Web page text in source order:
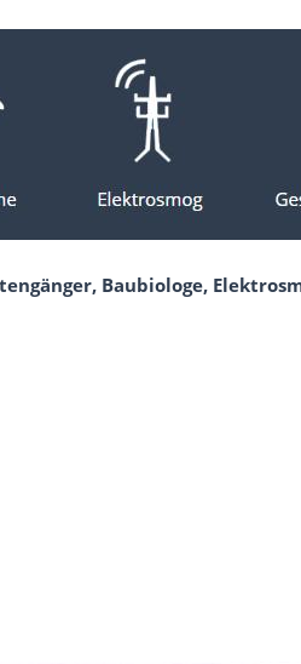
Baubiologe,